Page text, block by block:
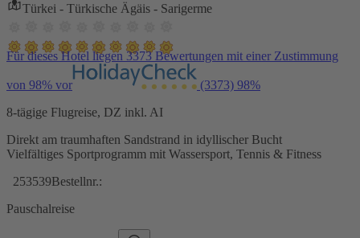
Türkei - Türkische Ägäis - Sarigerme
Für dieses Hotel liegen 3373 Bewertungen mit einer Zustimmung
von 98% vor (3373) 98%
8-tägige Flugreise, DZ inkl. AI
Direkt am traumhaften Sandstrand in idyllischer Bucht
Vielfältiges Sportprogramm mit Wassersport, Tennis & Fitness
253539Bestellnr.:
Pauschalreise